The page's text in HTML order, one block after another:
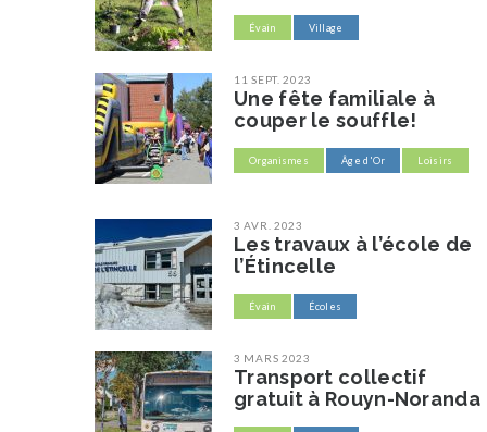
Évain Village
11 SEPT. 2023
Une fête familiale à
couper le souffle!
Organismes Âge d'Or Loisirs
3 AVR. 2023
Les travaux à l’école de
l’Étincelle
Évain Écoles
3 MARS 2023
Transport collectif
gratuit à Rouyn-Noranda